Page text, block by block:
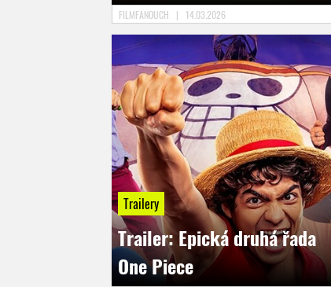
FILMFANOUCH | 14.03.2026
Trailery
Trailer: Epická druhá řada
One Piece